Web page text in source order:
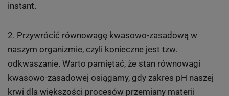
instant.
2. Przywrócić równowagę kwasowo-zasadową w
naszym organizmie, czyli konieczne jest tzw.
odkwaszanie. Warto pamiętać, że stan równowagi
kwasowo-zasadowej osiągamy, gdy zakres pH naszej
krwi dla większości procesów przemiany materii